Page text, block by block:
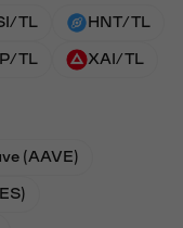
TL HNT/TL
TL XAI/TL
(AAVE)